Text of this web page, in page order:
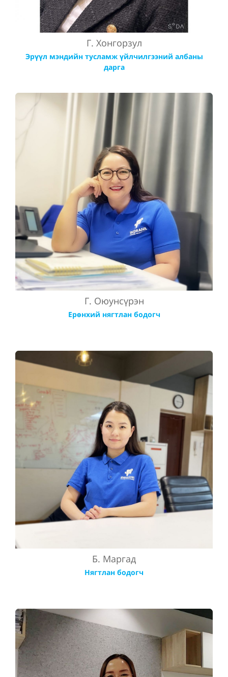
Г. Хонгорзул
Эрүүл мэндийн тусламж үйлчилгээний албаны
дарга
Г. Оюунсүрэн
Ерөнхий нягтлан бодогч
Б. Маргад
Нягтлан бодогч